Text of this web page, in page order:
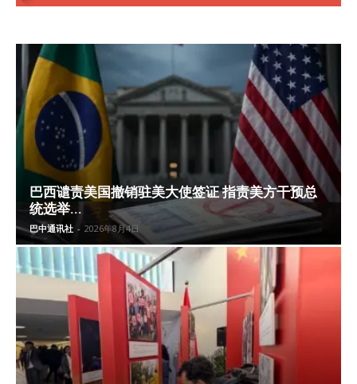
巴西谴责美国撤销驻美大使签证 指责美方干预总
统选举...
巴中通讯社 - 2026年8月4日